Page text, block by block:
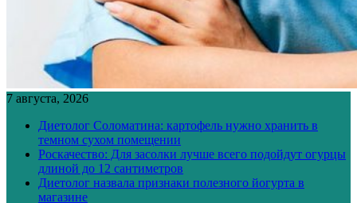
7 августа, 2026
Диетолог Соломатина: картофель нужно хранить в
темном сухом помещении
Роскачество: Для засолки лучше всего подойдут огурцы
длиной до 12 сантиметров
Диетолог назвала признаки полезного йогурта в
магазине